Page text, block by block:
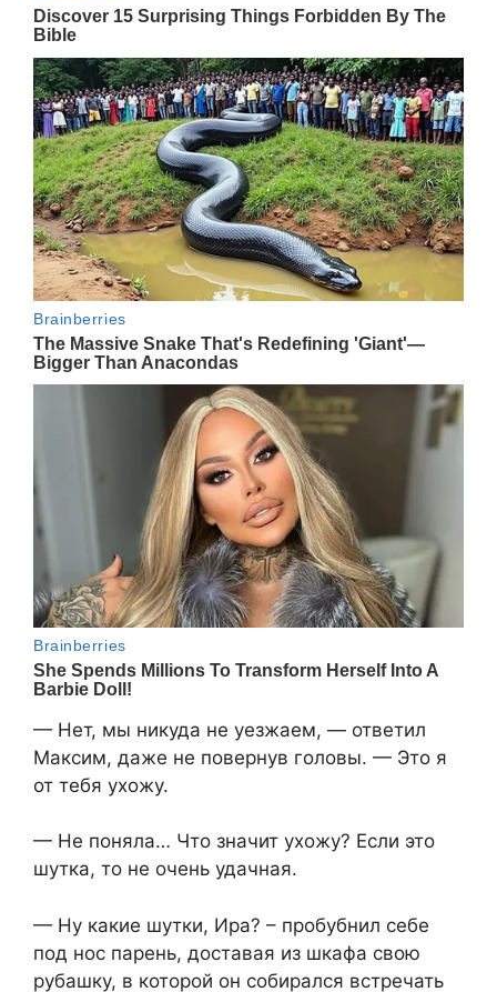
— Нет, мы никуда не уезжаем, — ответил
Максим, даже не повернув головы. — Это я
от тебя ухожу.
— Не поняла… Что значит ухожу? Если это
шутка, то не очень удачная.
— Ну какие шутки, Ира? – пробубнил себе
под нос парень, доставая из шкафа свою
рубашку, в которой он собирался встречать